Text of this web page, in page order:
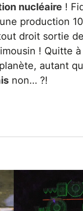
nucléaire !
production
droit sortie
! Quitte
autant
non… ?!